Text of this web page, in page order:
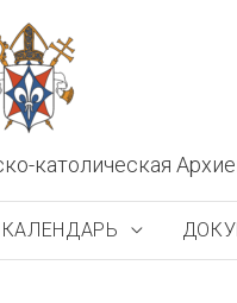
католическая
КАЛЕНДАРЬ